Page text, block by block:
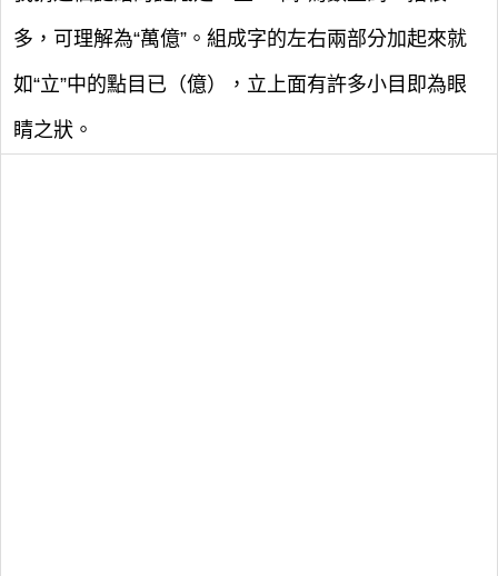
多，可理解為“萬億”。組成字的左右兩部分加起來就
如“立”中的點目已（億），立上面有許多小目即為眼
睛之狀。